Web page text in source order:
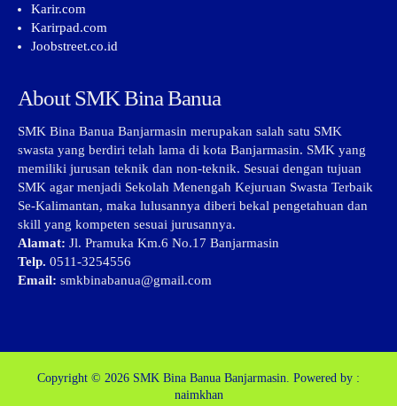
Karir.com
Karirpad.com
Joobstreet.co.id
About SMK Bina Banua
SMK Bina Banua Banjarmasin merupakan salah satu SMK
swasta yang berdiri telah lama di kota Banjarmasin. SMK yang
memiliki jurusan teknik dan non-teknik. Sesuai dengan tujuan
SMK agar menjadi Sekolah Menengah Kejuruan Swasta Terbaik
Se-Kalimantan, maka lulusannya diberi bekal pengetahuan dan
skill yang kompeten sesuai jurusannya.
Alamat: Jl. Pramuka Km.6 No.17 Banjarmasin
Telp. 0511-3254556
Email: smkbinabanua@gmail.com
Copyright © 2026 SMK Bina Banua Banjarmasin. Powered by :
naimkhan